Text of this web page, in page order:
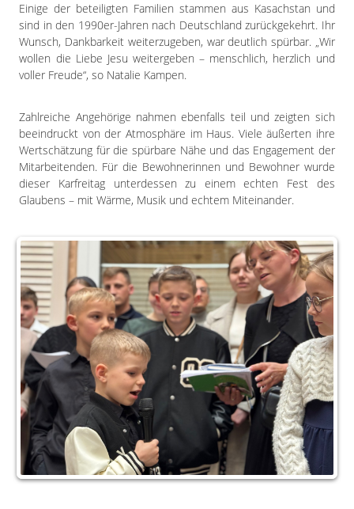
Einige der beteiligten Familien stammen aus Kasachstan und
sind in den 1990er-Jahren nach Deutschland zurückgekehrt. Ihr
Wunsch, Dankbarkeit weiterzugeben, war deutlich spürbar. „Wir
wollen die Liebe Jesu weitergeben – menschlich, herzlich und
voller Freude“, so Natalie Kampen.
Zahlreiche Angehörige nahmen ebenfalls teil und zeigten sich
beeindruckt von der Atmosphäre im Haus. Viele äußerten ihre
Wertschätzung für die spürbare Nähe und das Engagement der
Mitarbeitenden. Für die Bewohnerinnen und Bewohner wurde
dieser Karfreitag unterdessen zu einem echten Fest des
Glaubens – mit Wärme, Musik und echtem Miteinander.